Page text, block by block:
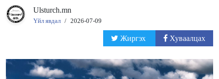
Ulsturch.mn
Үйл явдал / 2026-07-09
Жиргэх Хуваалцах